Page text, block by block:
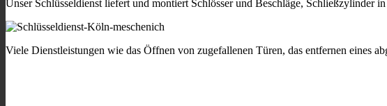
Unser Schlüsseldienst liefert und montiert Schlösser und Beschläge, Schließzylinder
Viele Dienstleistungen wie das Öffnen von zugefallenen Türen, das entfernen eines